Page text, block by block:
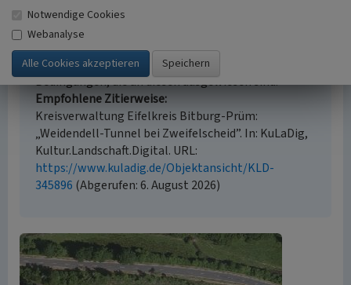
Urheberrechtlicher Hinweis
Der hier präsentierte Inhalt ist urheberrechtlich
geschützt. Die angezeigten Medien unterliegen
möglicherweise zusätzlichen urheberrechtlichen
Bedingungen, die an diesen ausgewiesen sind.
Empfohlene Zitierweise
Kreisverwaltung Eifelkreis Bitburg-Prüm:
„Weidendell-Tunnel bei Zweifelscheid”. In: KuLaDig,
Kultur.Landschaft.Digital. URL:
https://www.kuladig.de/Objektansicht/KLD-
345896 (Abgerufen: 6. August 2026)
Notwendige Cookies
Webanalyse